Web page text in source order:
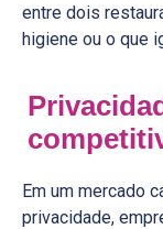
entre dois
higiene ou o que
Em um mercado
privacidade,